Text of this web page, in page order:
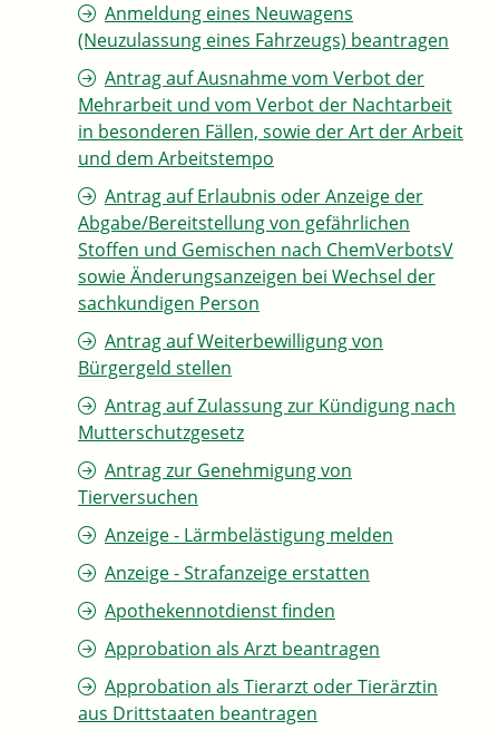
Anmeldung eines Neuwagens
(Neuzulassung eines Fahrzeugs) beantragen
Antrag auf Ausnahme vom Verbot der
Mehrarbeit und vom Verbot der Nachtarbeit
in besonderen Fällen, sowie der Art der Arbeit
und dem Arbeitstempo
Antrag auf Erlaubnis oder Anzeige der
Abgabe/Bereitstellung von gefährlichen
Stoffen und Gemischen nach ChemVerbotsV
sowie Änderungsanzeigen bei Wechsel der
sachkundigen Person
Antrag auf Weiterbewilligung von
Bürgergeld stellen
Antrag auf Zulassung zur Kündigung nach
Mutterschutzgesetz
Antrag zur Genehmigung von
Tierversuchen
Anzeige - Lärmbelästigung melden
Anzeige - Strafanzeige erstatten
Apothekennotdienst finden
Approbation als Arzt beantragen
Approbation als Tierarzt oder Tierärztin
aus Drittstaaten beantragen